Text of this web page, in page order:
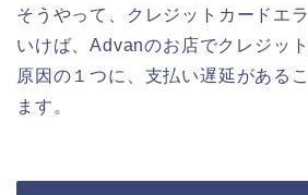
そうやって、クレジットカードエ
いけば、Advanのお店でクレジッ
原因の１つに、支払い遅延がある
ます。